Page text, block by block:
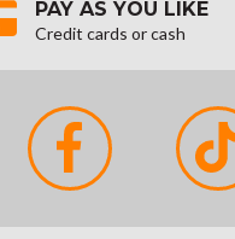
PAY AS YOU LIKE
Credit cards or cash